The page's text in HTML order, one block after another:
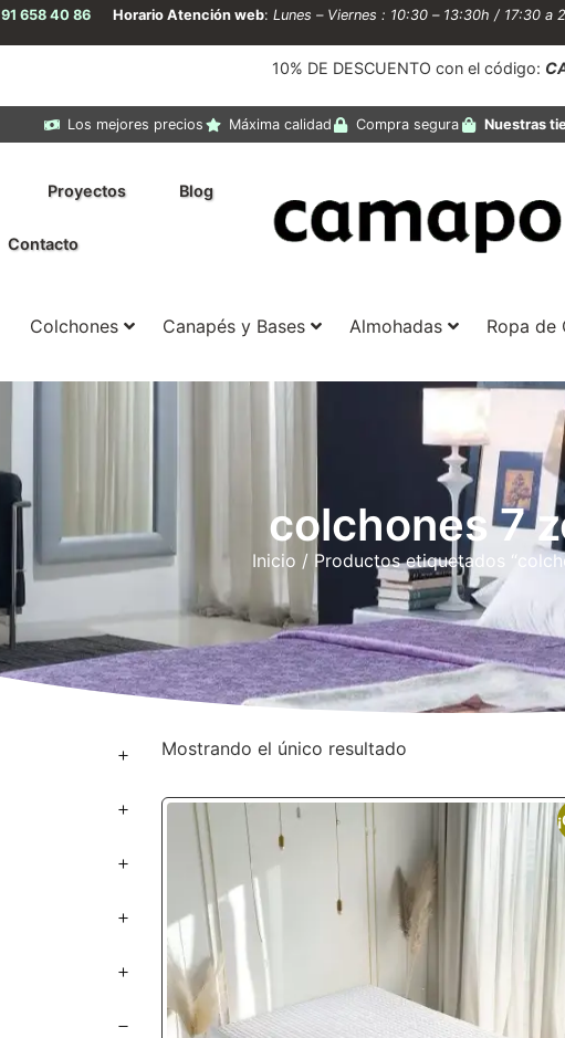
91 658 40 86 Horario Atención web: Lunes – Viernes : 10:30 – 13:30h / 17:30 a
10% DE DESCUENTO con el código:
Los mejores precios Máxima calidad Compra segura Nuestras
Proyectos Blog
Contacto
Colchones Canapés y Bases Almohadas Ropa de
colchones 7
Inicio / Productos etiquetados
Mostrando el único resultado